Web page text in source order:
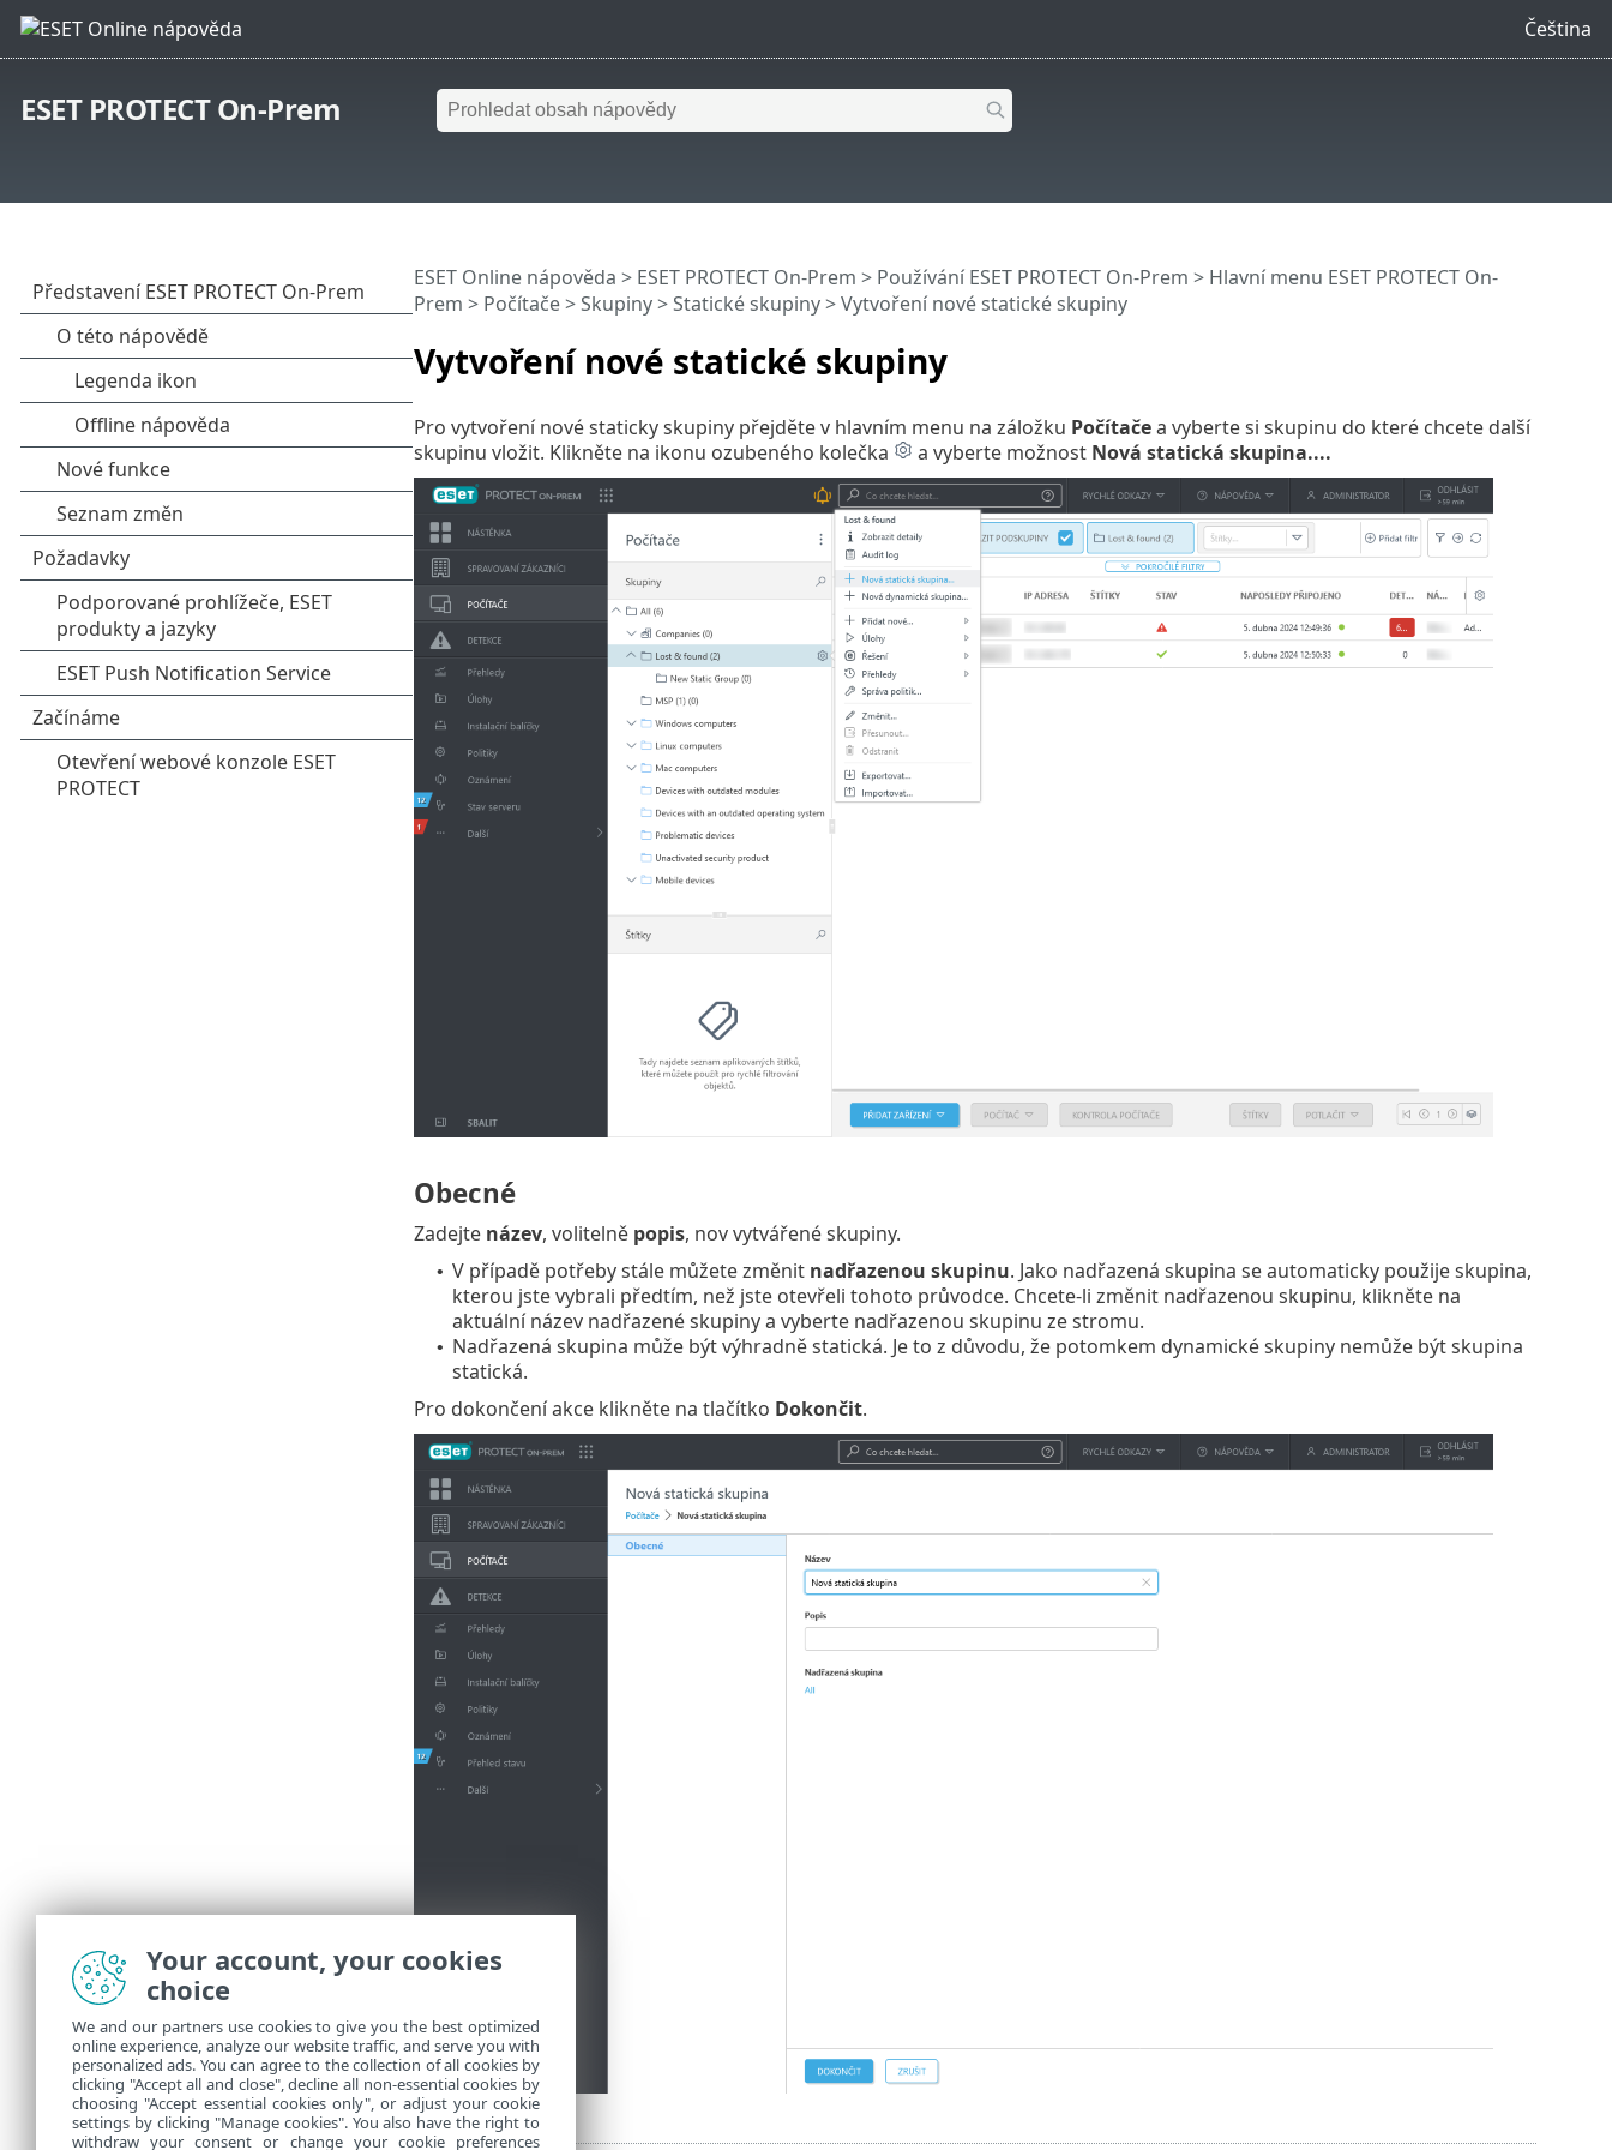
Čeština
ESET PROTECT On-Prem
Vytvoření nové statické skupiny
ESET Online nápověda > ESET PROTECT On-Prem > Používání ESET PROTECT On-Prem > Hlavní menu ESET PROTECT On-
Prem > Počítače>Skupiny>Statické skupiny> Vytvoření nové statické skupiny
Pro vytvoření nové staticky skupiny přejděte v hlavním menu na záložku Počítačea vyberte si skupinu do které chcete další
skupinu vložit. Klikněte na ikonu ozubeného kolečka
a vyberte možnost Nová statická skupina....
Obecné
Zadejte název, volitelně popis, nov vytvářené skupiny.
• V případě potřeby stále můžete změnit nadřazenou skupinu. Jako nadřazená skupina se automaticky použije skupina,
kterou jste vybrali předtím, než jste otevřeli tohoto průvodce. Chcete-li změnit nadřazenou skupinu, klikněte na
aktuální název nadřazené skupiny a vyberte nadřazenou skupinu ze stromu.
• Nadřazená skupina může být výhradně statická. Je to z důvodu, že potomkem dynamické skupiny nemůže být skupina
statická.
Pro dokončení akce klikněte na tlačítko Dokončit.
Your account, your cookies
choice
We and our partners use cookies to give you the best optimized
online experience, analyze our website traffic, and serve you with
personalized ads. You can agree to the collection of all cookies by
clicking "Accept all and close", decline all non-essential cookies by
choosing "Accept essential cookies only", or adjust your cookie
settings by clicking "Manage cookies". You also have the right to
withdraw your consent or change your cookie preferences